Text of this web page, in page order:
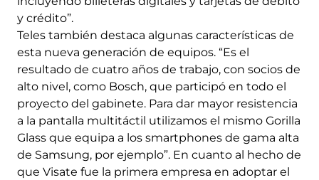
y crédito”.
Teles también destaca algunas características de
esta nueva generación de equipos. “Es el
resultado de cuatro años de trabajo, con socios de
alto nivel, como Bosch, que participó en todo el
proyecto del gabinete. Para dar mayor resistencia
a la pantalla multitáctil utilizamos el mismo Gorilla
Glass que equipa a los smartphones de gama alta
de Samsung, por ejemplo”. En cuanto al hecho de
que Visate fue la primera empresa en adoptar el